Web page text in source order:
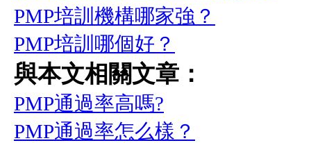
PMP培訓機構哪家強？
PMP培訓哪個好？
與本文相關文章：
PMP通過率高嗎?
PMP通過率怎么樣？